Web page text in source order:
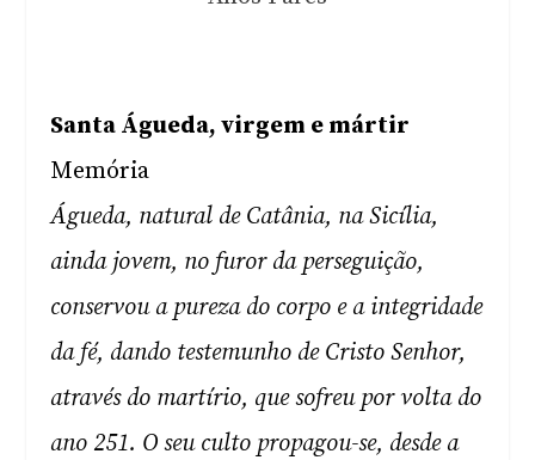
Santa Águeda, virgem e mártir
Memória
Águeda, natural de Catânia, na Sicília,
ainda jovem, no furor da perseguição,
conservou a pureza do corpo e a integridade
da fé, dando testemunho de Cristo Senhor,
através do martírio, que sofreu por volta do
ano 251. O seu culto propagou-se, desde a